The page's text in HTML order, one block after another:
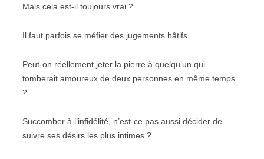
Mais cela est-il toujours vrai ?
Il faut parfois se méfier des jugements hâtifs …
Peut-on réellement jeter la pierre à quelqu’un qui
tomberait amoureux de deux personnes en même temps
?
Succomber à l’infidélité, n’est-ce pas aussi décider de
suivre ses désirs les plus intimes ?